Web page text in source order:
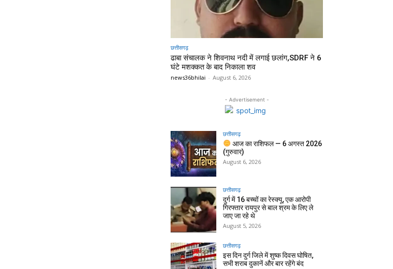
छत्तीसगढ़
ढाबा संचालक ने शिवनाथ नदी में लगाई छलांग,SDRF ने 6
घंटे मशक्कत के बाद निकाला शव
news36bhilai - August 6, 2026
- Advertisement -
छत्तीसगढ़
आज का राशिफल — 6 अगस्त 2026
(गुरुवार)
August 6, 2026
छत्तीसगढ़
दुर्ग में 16 बच्चों का रेस्क्यू, एक आरोपी
गिरफ्तार रायपुर से बाल श्रम के लिए ले
जाए जा रहे थे
August 5, 2026
छत्तीसगढ़
इस दिन दुर्ग जिले में शुष्क दिवस घोषित,
सभी शराब दुकानें और बार रहेंगे बंद